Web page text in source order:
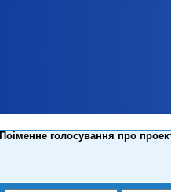
Поіменне голосування про